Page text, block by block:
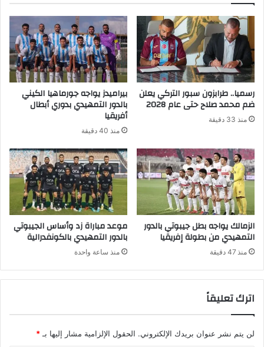
رسميا.. طرابزون سبور التركي يعلن
ضم محمد صلاح حتى عام 2028
منذ 33 دقيقة
بيراميدز يواجه جورماهيا الكيني
بالدور التمهيدي بدوري أبطال
أفريقيا
منذ 40 دقيقة
الزمالك يواجه بطل جيبوتي بالدور
التمهيدي من بطولة إفريقيا
منذ 47 دقيقة
موعد مباراة زد وأساس الجيبوتي
بالدور التمهيدي بالكونفدرالية
منذ ساعة واحدة
اترك تعليقاً
لن يتم نشر عنوان بريدك الإلكتروني. الحقول الإلزامية مشار إليها بـ *